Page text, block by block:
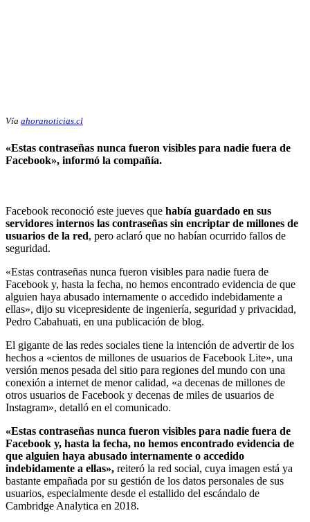
Vía ahoranoticias.cl
«Estas contraseñas nunca fueron visibles para nadie fuera de
Facebook», informó la compañía.
Facebook reconoció este jueves que había guardado en sus
servidores internos las contraseñas sin encriptar de millones de
usuarios de la red, pero aclaró que no habían ocurrido fallos de
seguridad.
«Estas contraseñas nunca fueron visibles para nadie fuera de
Facebook y, hasta la fecha, no hemos encontrado evidencia de que
alguien haya abusado internamente o accedido indebidamente a
ellas», dijo su vicepresidente de ingeniería, seguridad y privacidad,
Pedro Cabahuati, en una publicación de blog.
El gigante de las redes sociales tiene la intención de advertir de los
hechos a «cientos de millones de usuarios de Facebook Lite», una
versión menos pesada del sitio para regiones del mundo con una
conexión a internet de menor calidad, «a decenas de millones de
otros usuarios de Facebook y decenas de miles de usuarios de
Instagram», detalló en el comunicado.
«Estas contraseñas nunca fueron visibles para nadie fuera de
Facebook y, hasta la fecha, no hemos encontrado evidencia de
que alguien haya abusado internamente o accedido
indebidamente a ellas», reiteró la red social, cuya imagen está ya
bastante empañada por su gestión de los datos personales de sus
usuarios, especialmente desde el estallido del escándalo de
Cambridge Analytica en 2018.